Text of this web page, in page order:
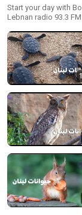
Start your day with
Lebnan radio 93.3